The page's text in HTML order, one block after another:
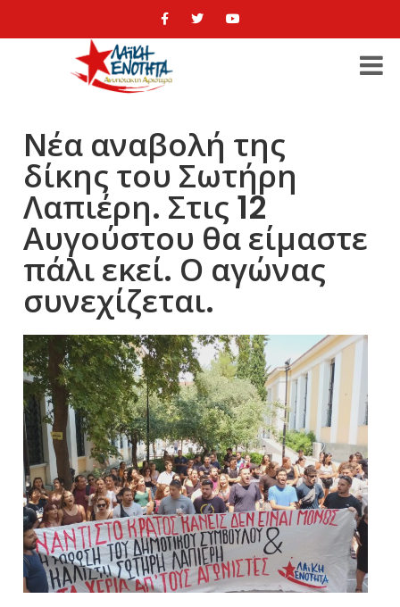
Νέα αναβολή της
δίκης του Σωτήρη
Λαπιέρη. Στις 12
Αυγούστου θα είμαστε
πάλι εκεί. Ο αγώνας
συνεχίζεται.